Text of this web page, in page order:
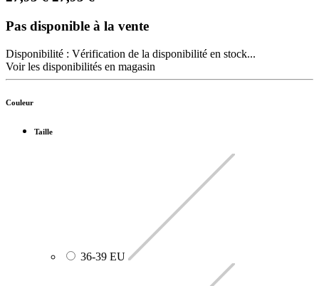
Pas disponible à la vente
Disponibilité : Vérification de la disponibilité en stock...
Voir les disponibilités en magasin
Couleur
Taille
36-39 EU